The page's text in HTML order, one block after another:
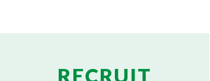
RECRUIT